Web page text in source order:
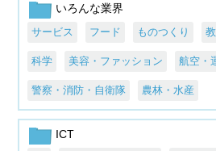
いろんな業界
サービス フード ものつくり
科学 美容・ファッション 航空・
警察・消防・自衛隊 農林・水産
ICT